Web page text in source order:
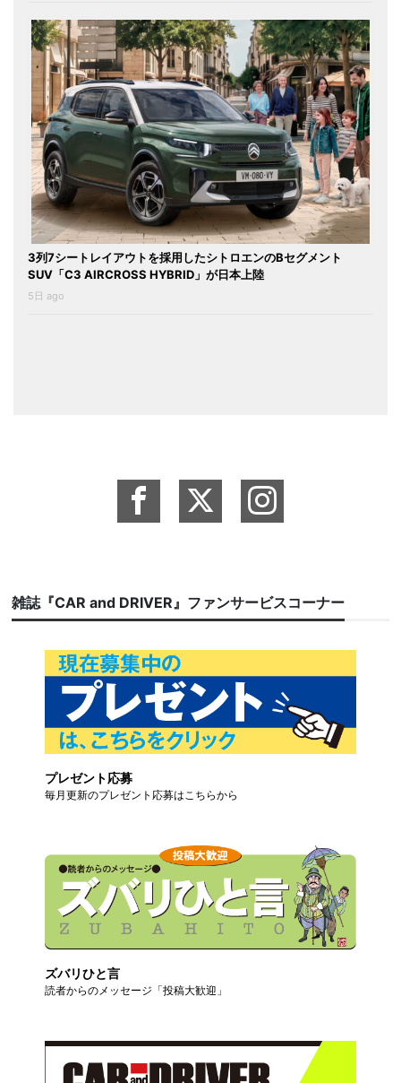
3列7シートレイアウトを採用したシトロエンのBセグメント
SUV「C3 AIRCROSS HYBRID」が日本上陸
5日 ago
雑誌『CAR and DRIVER』ファンサービスコーナー
プレゼント応募
毎月更新のプレゼント応募はこちらから
ズバリひと言
読者からのメッセージ「投稿大歓迎」